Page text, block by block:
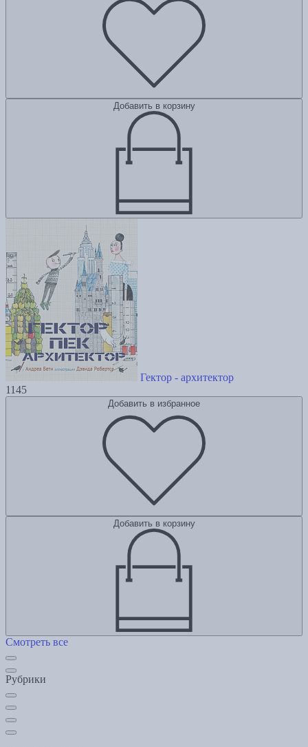
Добавить в корзину
Гектор - архитектор
1145
Добавить в избранное
Добавить в корзину
Смотреть все
Рубрики